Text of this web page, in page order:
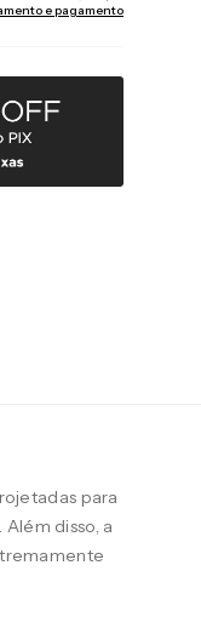
e pagamento
para
disso, a